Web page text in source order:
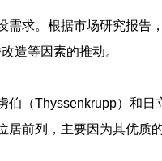
求。根据市场研究报
造等因素的推动。
伯（Thyssenkrupp） 和 日
前列，主要因为其优质